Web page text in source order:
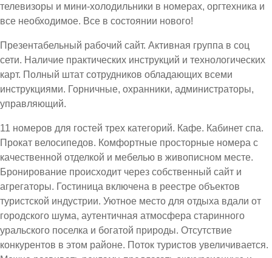
телевизоры и мини-холодильники в номерах, оргтехника и
все необходимое. Все в состоянии нового!
Презентабельный рабочий сайт. Активная группа в соц
сети. Наличие практических инструкций и технологических
карт. Полный штат сотрудников обладающих всеми
инструкциями. Горничные, охранники, администраторы,
управляющий.
11 номеров для гостей трех категорий. Кафе. Кабинет спа.
Прокат велосипедов. Комфортные просторные номера с
качественной отделкой и мебелью в живописном месте.
Бронирование происходит через собственный сайт и
агрегаторы. Гостиница включена в реестре объектов
туристской индустрии. Уютное место для отдыха вдали от
городского шума, аутентичная атмосфера старинного
уральского поселка и богатой природы. Отсутствие
конкурентов в этом районе. Поток туристов увеличивается.